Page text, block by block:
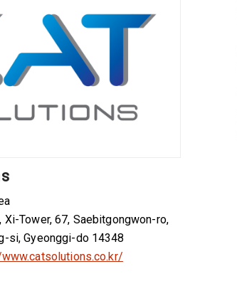
Xi-Tower, 67, Saebitgongwon-ro,
si, Gyeonggi-do 14348